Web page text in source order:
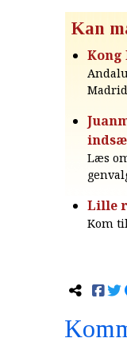
Kan
Kong
Læs
Lille
Kom